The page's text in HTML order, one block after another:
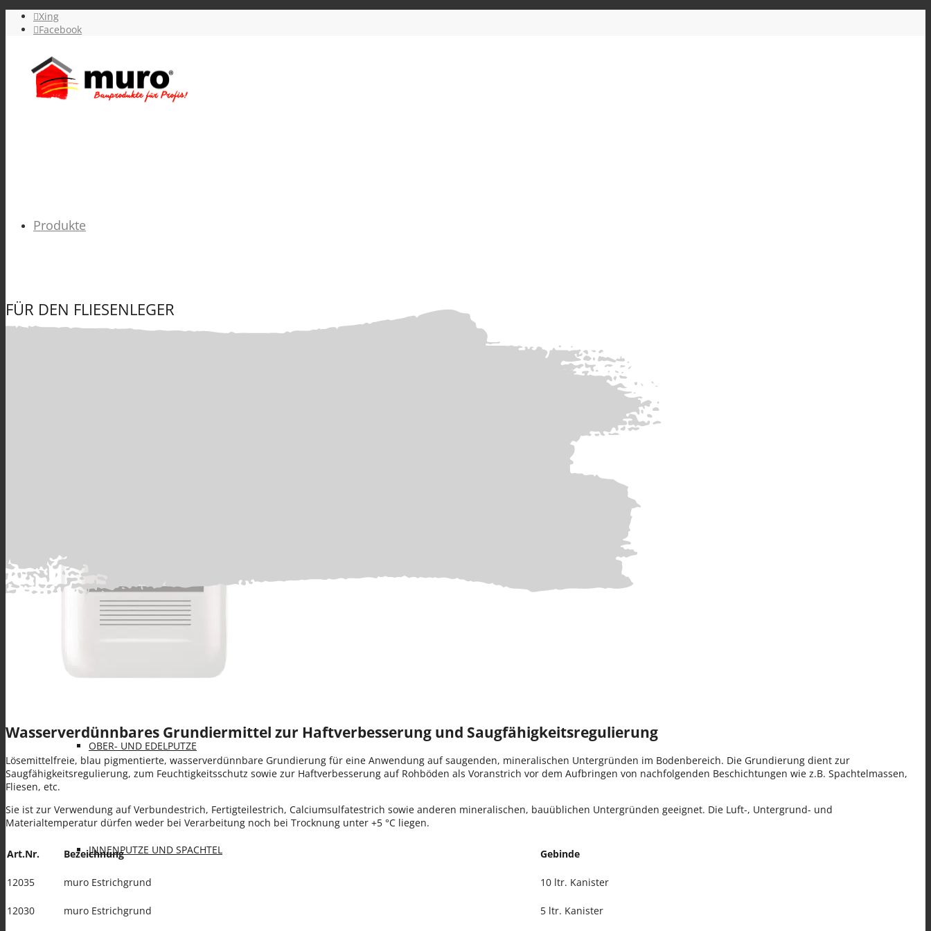
Xing
Facebook
Produkte
Produkte
OBER- UND EDELPUTZE
INNENPUTZE UND SPACHTEL
FÜR DEN FLIESENLEGER
Wasserverdünnbares Grundiermittel zur Haftverbesserung und Saugfähigkeitsregulierung
Lösemittelfreie, blau pigmentierte, wasserverdünnbare Grundierung für eine Anwendung auf saugenden, mineralischen Untergründen im Bodenbereich. Die Grundierung dient zur
Saugfähigkeitsregulierung, zum Feuchtigkeitsschutz sowie zur Haftverbesserung auf Rohböden als Voranstrich vor dem Aufbringen von nachfolgenden Beschichtungen wie z.B. Spachtelmassen,
Fliesen, etc.
Sie ist zur Verwendung auf Verbundestrich, Fertigteilestrich, Calciumsulfatestrich sowie anderen mineralischen, bauüblichen Untergründen geeignet. Die Luft-, Untergrund- und
Materialtemperatur dürfen weder bei Verarbeitung noch bei Trocknung unter +5 °C liegen.
Art.Nr. Bezeichnung Gebinde
12035 muro Estrichgrund 10 ltr. Kanister
12030 muro Estrichgrund 5 ltr. Kanister